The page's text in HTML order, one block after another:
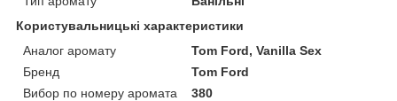
Користувальницькі характеристики
Аналог аромату
Tom Ford, Vanilla Sex
Бренд
Tom Ford
Вибор по номеру аромата
380